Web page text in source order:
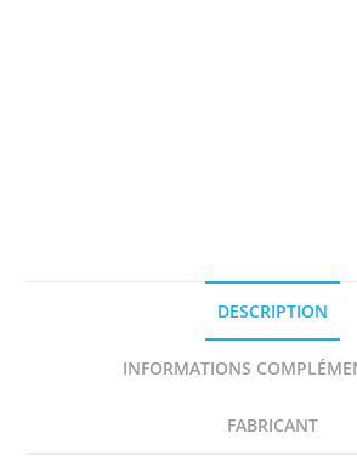
DESCRIPTION
INFORMATIONS
FABRICANT